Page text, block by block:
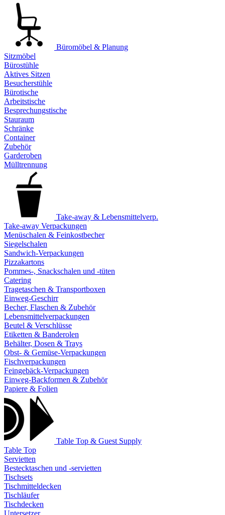
Büromöbel & Planung
Sitzmöbel
Bürostühle
Aktives Sitzen
Besucherstühle
Bürotische
Arbeitstische
Besprechungstische
Stauraum
Schränke
Container
Zubehör
Garderoben
Mülltrennung
Take-away & Lebensmittelverp.
Take-away Verpackungen
Menüschalen & Feinkostbecher
Siegelschalen
Sandwich-Verpackungen
Pizzakartons
Pommes-, Snackschalen und -tüten
Catering
Tragetaschen & Transportboxen
Einweg-Geschirr
Becher, Flaschen & Zubehör
Lebensmittelverpackungen
Beutel & Verschlüsse
Etiketten & Banderolen
Behälter, Dosen & Trays
Obst- & Gemüse-Verpackungen
Fischverpackungen
Feingebäck-Verpackungen
Einweg-Backformen & Zubehör
Papiere & Folien
Table Top & Guest Supply
Table Top
Servietten
Bestecktaschen und -servietten
Tischsets
Tischmitteldecken
Tischläufer
Tischdecken